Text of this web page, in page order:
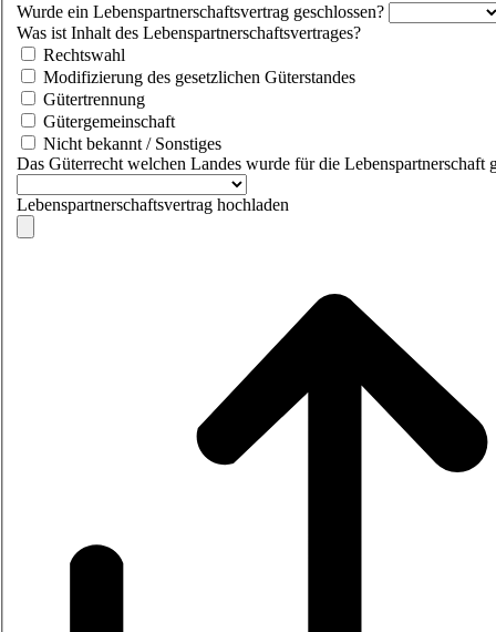
Wurde ein Lebenspartnerschaftsvertrag geschlossen?
Was ist Inhalt des Lebenspartnerschaftsvertrages?
Rechtswahl
Modifizierung des gesetzlichen Güterstandes
Gütertrennung
Gütergemeinschaft
Nicht bekannt / Sonstiges
Das Güterrecht welchen Landes wurde für die Lebenspartnerschaft
Lebenspartnerschaftsvertrag hochladen